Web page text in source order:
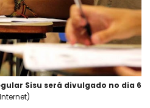
Sisu será divulgado no dia 6